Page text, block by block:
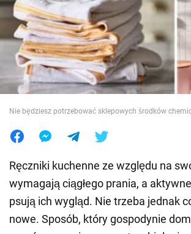
Wojna na Ukrainie
Świat
Jedzenie
Nie będziesz potrzebować sklepowych środków
Ręczniki kuchenne ze względu na
wymagają ciągłego prania, a
psują ich wygląd. Nie trzeba jednak
nowe. Sposób, który gospodynie